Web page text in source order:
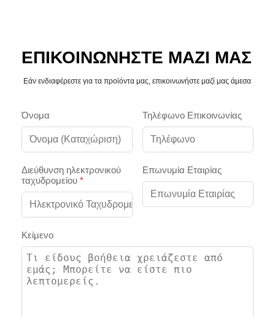
ΕΠΙΚΟΙΝΩΝΗΣΤΕ ΜΑΖΙ ΜΑΣ
Εάν ενδιαφέρεστε για τα προϊόντα μας, επικοινωνήστε μαζί μας άμεσα
Όνομα Τηλέφωνο Επικοινωνίας
Διεύθυνση ηλεκτρονικού
ταχυδρομείου *
Επωνυμία Εταιρίας
Κείμενο